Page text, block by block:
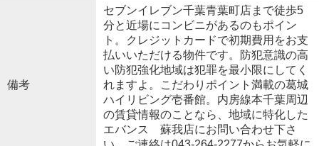
備考
セブンイレブン千葉青葉町店まで徒歩5
分と近場にコンビニがあるのもポイン
ト。クレジットカードで初期費用をお支
払いいただける物件です。防犯意識の高
い防犯強化地域は犯罪を最小限にしてく
れますよ。こだわりポイント満載の葛城
ハイリビング壱番館。内房線本千葉周辺
の賃貸情報のことなら、地域に特化した
エバンス 蘇我店にお問い合わせ下さ